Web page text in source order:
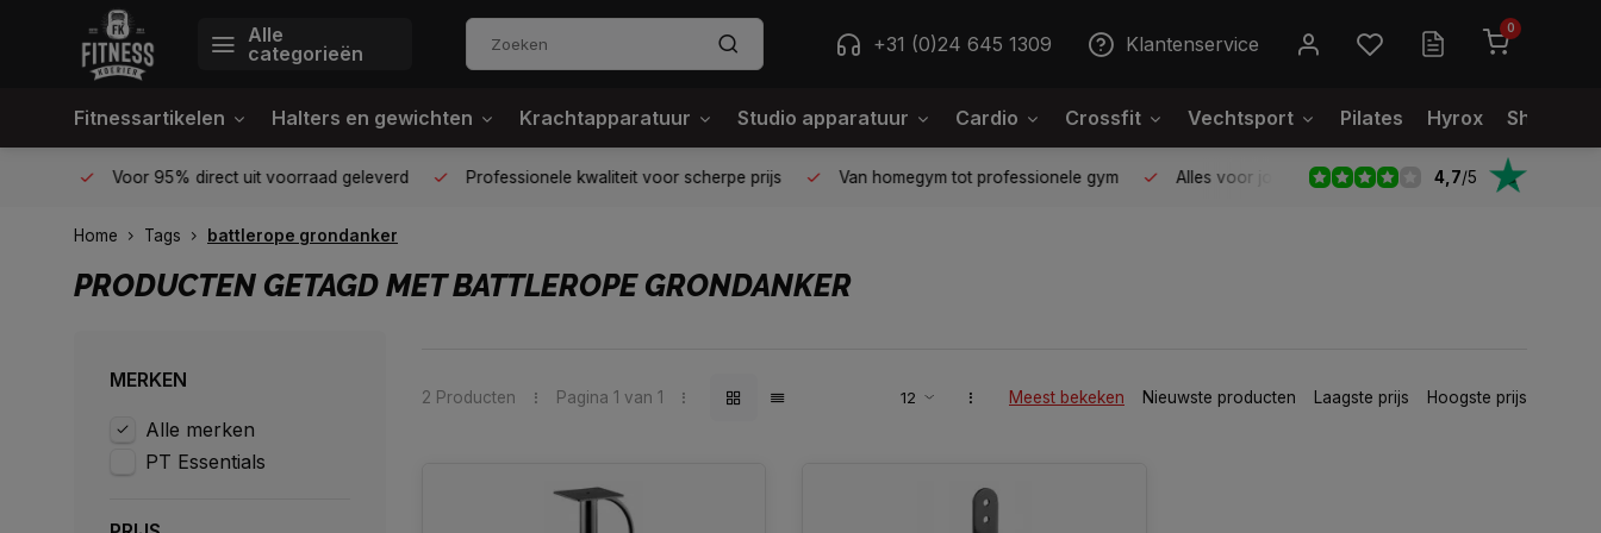
Alle
categorieën
+31 (0)24 645 1309 Klantenservice
0
Fitnessartikelen Halters en gewichten Krachtapparatuur Studio apparatuur Cardio Crossfit Vechtsport Pilates Hyrox
Voor 95% direct uit voorraad geleverd Professionele kwaliteit voor scherpe prijs Van homegym tot professionele gym Alles voor jouw gym op één plek Voor 95%
4,7/5
Home Tags battlerope grondanker
PRODUCTEN GETAGD MET BATTLEROPE GRONDANKER
MERKEN
Alle merken
PT Essentials
2 Producten Pagina 1 van 1 Meest bekeken Nieuwste producten Laagste prijs Hoogste prijs